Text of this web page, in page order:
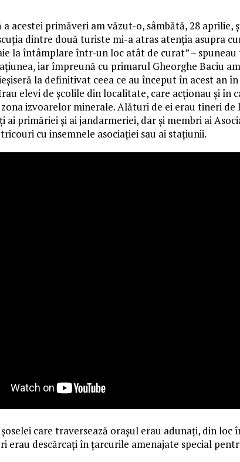
a acestei primăveri am văzut-o, sâmbătă, 28
dintre două turiste mi-a atras atenția asupra
la întâmplare într-un loc atât de curat” –
iar împreună cu primarul Gheorghe Baciu
la definitivat ceea ce au început în acest an
elevi de școlile din localitate, care acționau și în
zona izvoarelor minerale. Alături de ei erau tineri
ai primăriei și ai jandarmeriei, dar și membri ai
cu insemnele asociației sau ai stațiunii.
care traversează orașul erau adunați, din loc
erau descărcați în țarcurile amenajate special